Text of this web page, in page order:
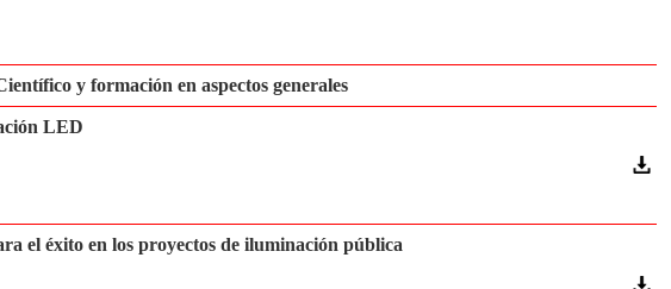
y formación en aspectos generales
LED
el éxito en los proyectos de iluminación pública